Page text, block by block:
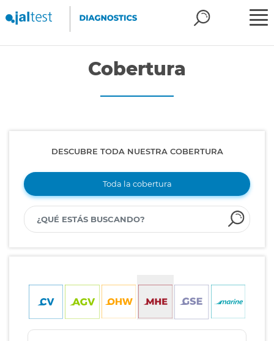
Cobertura
DESCUBRE TODA NUESTRA COBERTURA
Toda la cobertura